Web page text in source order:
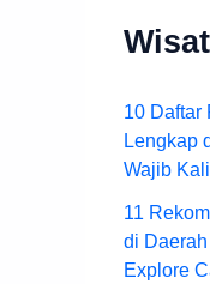
10 Daftar
Lengkap
Wajib
11
di
Explore